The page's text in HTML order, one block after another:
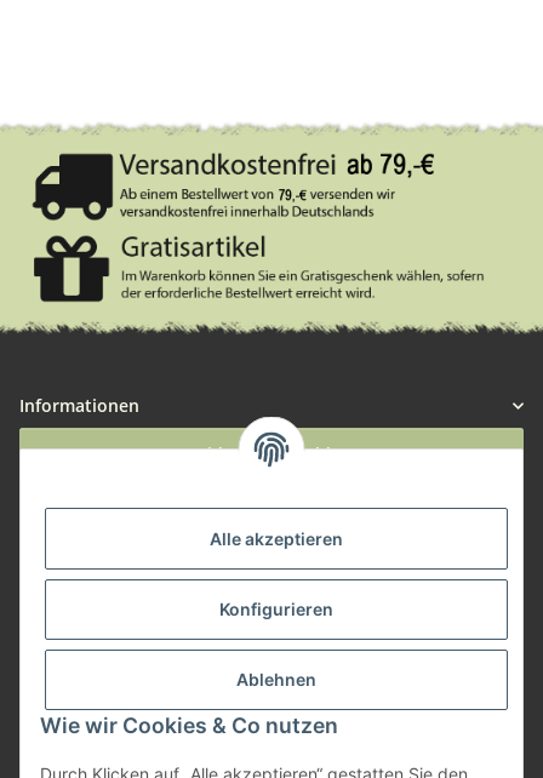
Alle akzeptieren
Konfigurieren
Ablehnen
Wie wir Cookies & Co nutzen
Durch Klicken auf „Alle akzeptieren“ gestatten Sie den
Informationen
Widerruf anmelden
Herstellerinformationen